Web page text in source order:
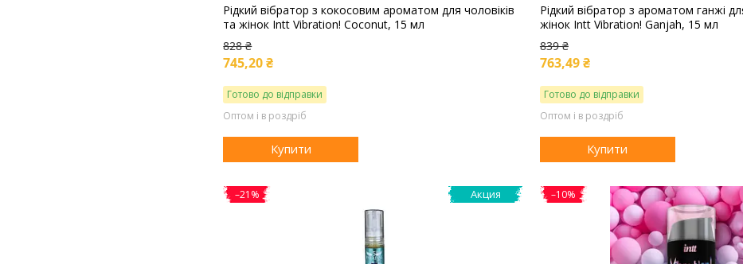
Рідкий вібратор з кокосовим ароматом для чоловіків
та жінок Intt Vibration! Coconut, 15 мл
828 ₴
745,20 ₴
Готово до відправки
Оптом і в роздріб
Купити
Рідкий вібратор з ароматом ганжі
жінок Intt Vibration! Ganjah, 15 мл
839 ₴
763,49 ₴
Готово до відправки
Оптом і в роздріб
Купити
–21% Акция –10%